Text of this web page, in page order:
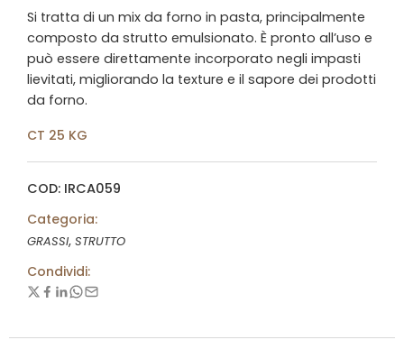
Si tratta di un mix da forno in pasta, principalmente
composto da strutto emulsionato. È pronto all’uso e
può essere direttamente incorporato negli impasti
lievitati, migliorando la texture e il sapore dei prodotti
da forno.
CT 25 KG
COD: IRCA059
Categoria:
GRASSI, STRUTTO
Condividi: